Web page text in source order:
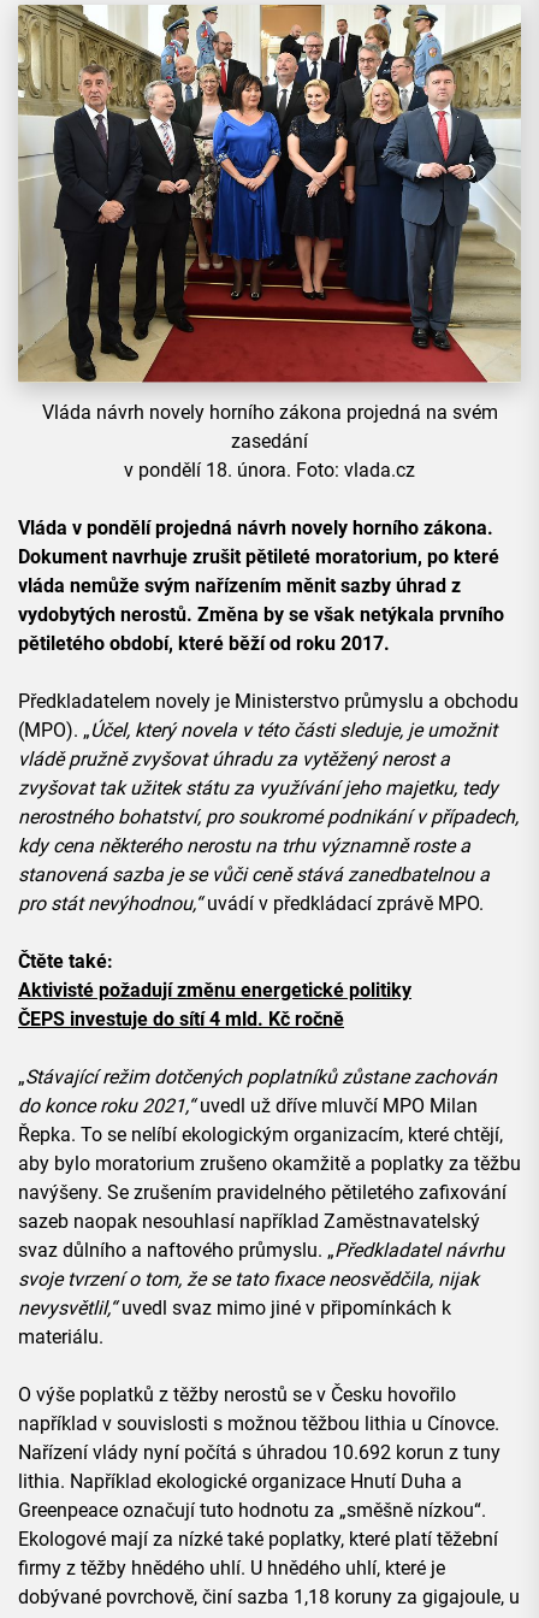
Vláda návrh novely horního zákona projedná na svém
zasedání
v pondělí 18. února. Foto: vlada.cz
Vláda v pondělí projedná návrh novely horního zákona.
Dokument navrhuje zrušit pětileté moratorium, po které
vláda nemůže svým nařízením měnit sazby úhrad z
vydobytých nerostů. Změna by se však netýkala prvního
pětiletého období, které běží od roku 2017.
Předkladatelem novely je Ministerstvo průmyslu a obchodu
(MPO). „Účel, který novela v této části sleduje, je umožnit
vládě pružně zvyšovat úhradu za vytěžený nerost a
zvyšovat tak užitek státu za využívání jeho majetku, tedy
nerostného bohatství, pro soukromé podnikání v případech,
kdy cena některého nerostu na trhu významně roste a
stanovená sazba je se vůči ceně stává zanedbatelnou a
pro stát nevýhodnou,“uvádí v předkládací zprávě MPO.
Čtěte také:
Aktivisté požadují změnu energetické politiky
ČEPS investuje do sítí 4 mld. Kč ročně
„Stávající režim dotčených poplatníků zůstane zachován
do konce roku 2021,“uvedl už dříve mluvčí MPO Milan
Řepka. To se nelíbí ekologickým organizacím, které chtějí,
aby bylo moratorium zrušeno okamžitě a poplatky za těžbu
navýšeny. Se zrušením pravidelného pětiletého zafixování
sazeb naopak nesouhlasí například Zaměstnavatelský
svaz důlního a naftového průmyslu. „Předkladatel návrhu
svoje tvrzení o tom, že se tato fixace neosvědčila, nijak
nevysvětlil,“uvedl svaz mimo jiné v připomínkách k
materiálu.
O výše poplatků z těžby nerostů se v Česku hovořilo
například v souvislosti s možnou těžbou lithia u Cínovce.
Nařízení vlády nyní počítá s úhradou 10.692 korun z tuny
lithia. Například ekologické organizace Hnutí Duha a
Greenpeace označují tuto hodnotu za „směšně nízkou“.
Ekologové mají za nízké také poplatky, které platí těžební
firmy z těžby hnědého uhlí. U hnědého uhlí, které je
dobývané povrchově, činí sazba 1,18 koruny za gigajoule, u